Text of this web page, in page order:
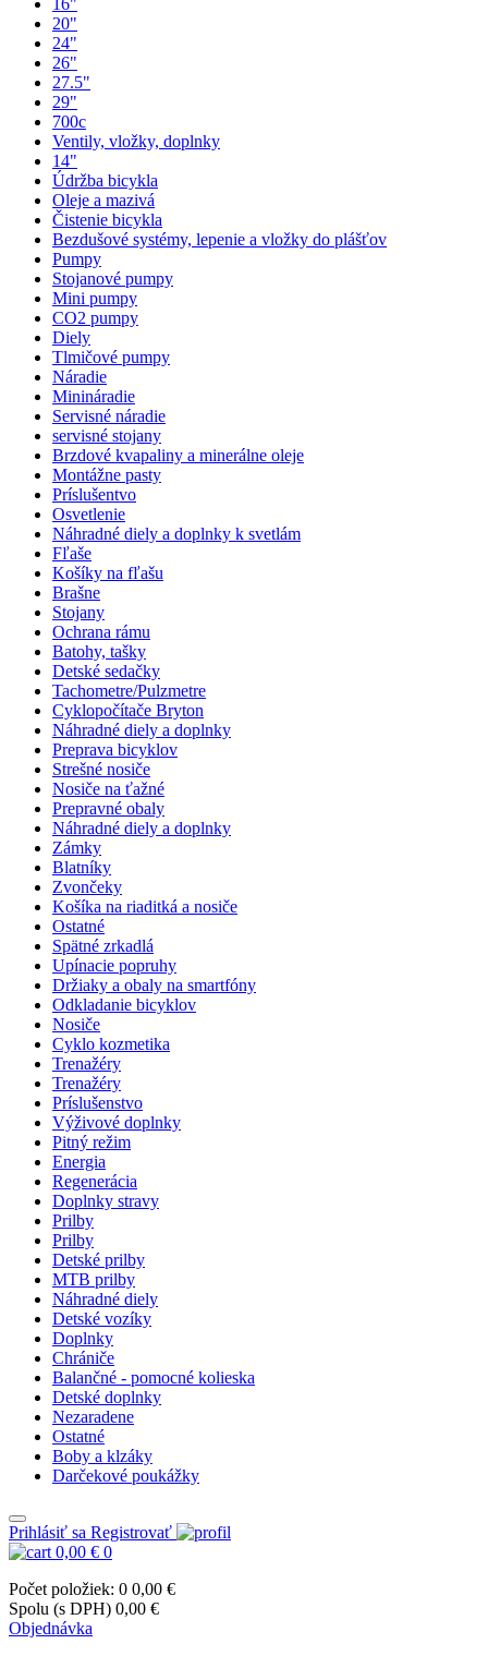
16"
20"
24"
26"
27.5"
29"
700c
Ventily, vložky, doplnky
14"
Údržba bicykla
Oleje a mazivá
Čistenie bicykla
Bezdušové systémy, lepenie a vložky do plášťov
Pumpy
Stojanové pumpy
Mini pumpy
CO2 pumpy
Diely
Tlmičové pumpy
Náradie
Minináradie
Servisné náradie
servisné stojany
Brzdové kvapaliny a minerálne oleje
Montážne pasty
Príslušentvo
Osvetlenie
Náhradné diely a doplnky k svetlám
Fľaše
Košíky na fľašu
Brašne
Stojany
Ochrana rámu
Batohy, tašky
Detské sedačky
Tachometre/Pulzmetre
Cyklopočítače Bryton
Náhradné diely a doplnky
Preprava bicyklov
Strešné nosiče
Nosiče na ťažné
Prepravné obaly
Náhradné diely a doplnky
Zámky
Blatníky
Zvončeky
Košíka na riaditká a nosiče
Ostatné
Spätné zrkadlá
Upínacie popruhy
Držiaky a obaly na smartfóny
Odkladanie bicyklov
Nosiče
Cyklo kozmetika
Trenažéry
Trenažéry
Príslušenstvo
Výživové doplnky
Pitný režim
Energia
Regenerácia
Doplnky stravy
Prilby
Prilby
Detské prilby
MTB prilby
Náhradné diely
Detské vozíky
Doplnky
Chrániče
Balančné - pomocné kolieska
Detské doplnky
Nezaradene
Ostatné
Boby a klzáky
Darčekové poukážky
Prihlásiť sa Registrovať
0,00 € 0
Počet položiek: 0 0,00 €
Spolu (s DPH) 0,00 €
Objednávka